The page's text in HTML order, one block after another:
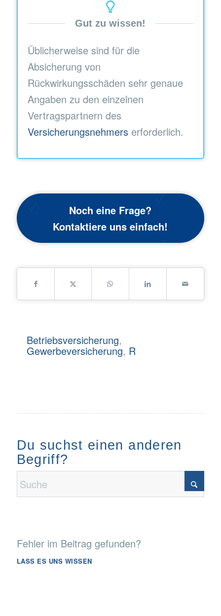
Gut zu wissen!
Üblicherweise sind für die
Absicherung von
Rückwirkungsschäden sehr genaue
Angaben zu den einzelnen
Vertragspartnern des
Versicherungsnehmerserforderlich.
Noch eine Frage?
Kontaktiere uns einfach!
Betriebsversicherung,
Gewerbeversicherung, R
Du suchst einen anderen
Begriff?
Fehler im Beitrag gefunden?
LASS ES UNS WISSEN